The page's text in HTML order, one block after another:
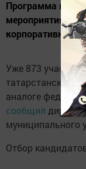
Программа
мероприятия,
корпоративной
Уже 873
татарстанском
аналоге
сообщил
муниципального
Отбор